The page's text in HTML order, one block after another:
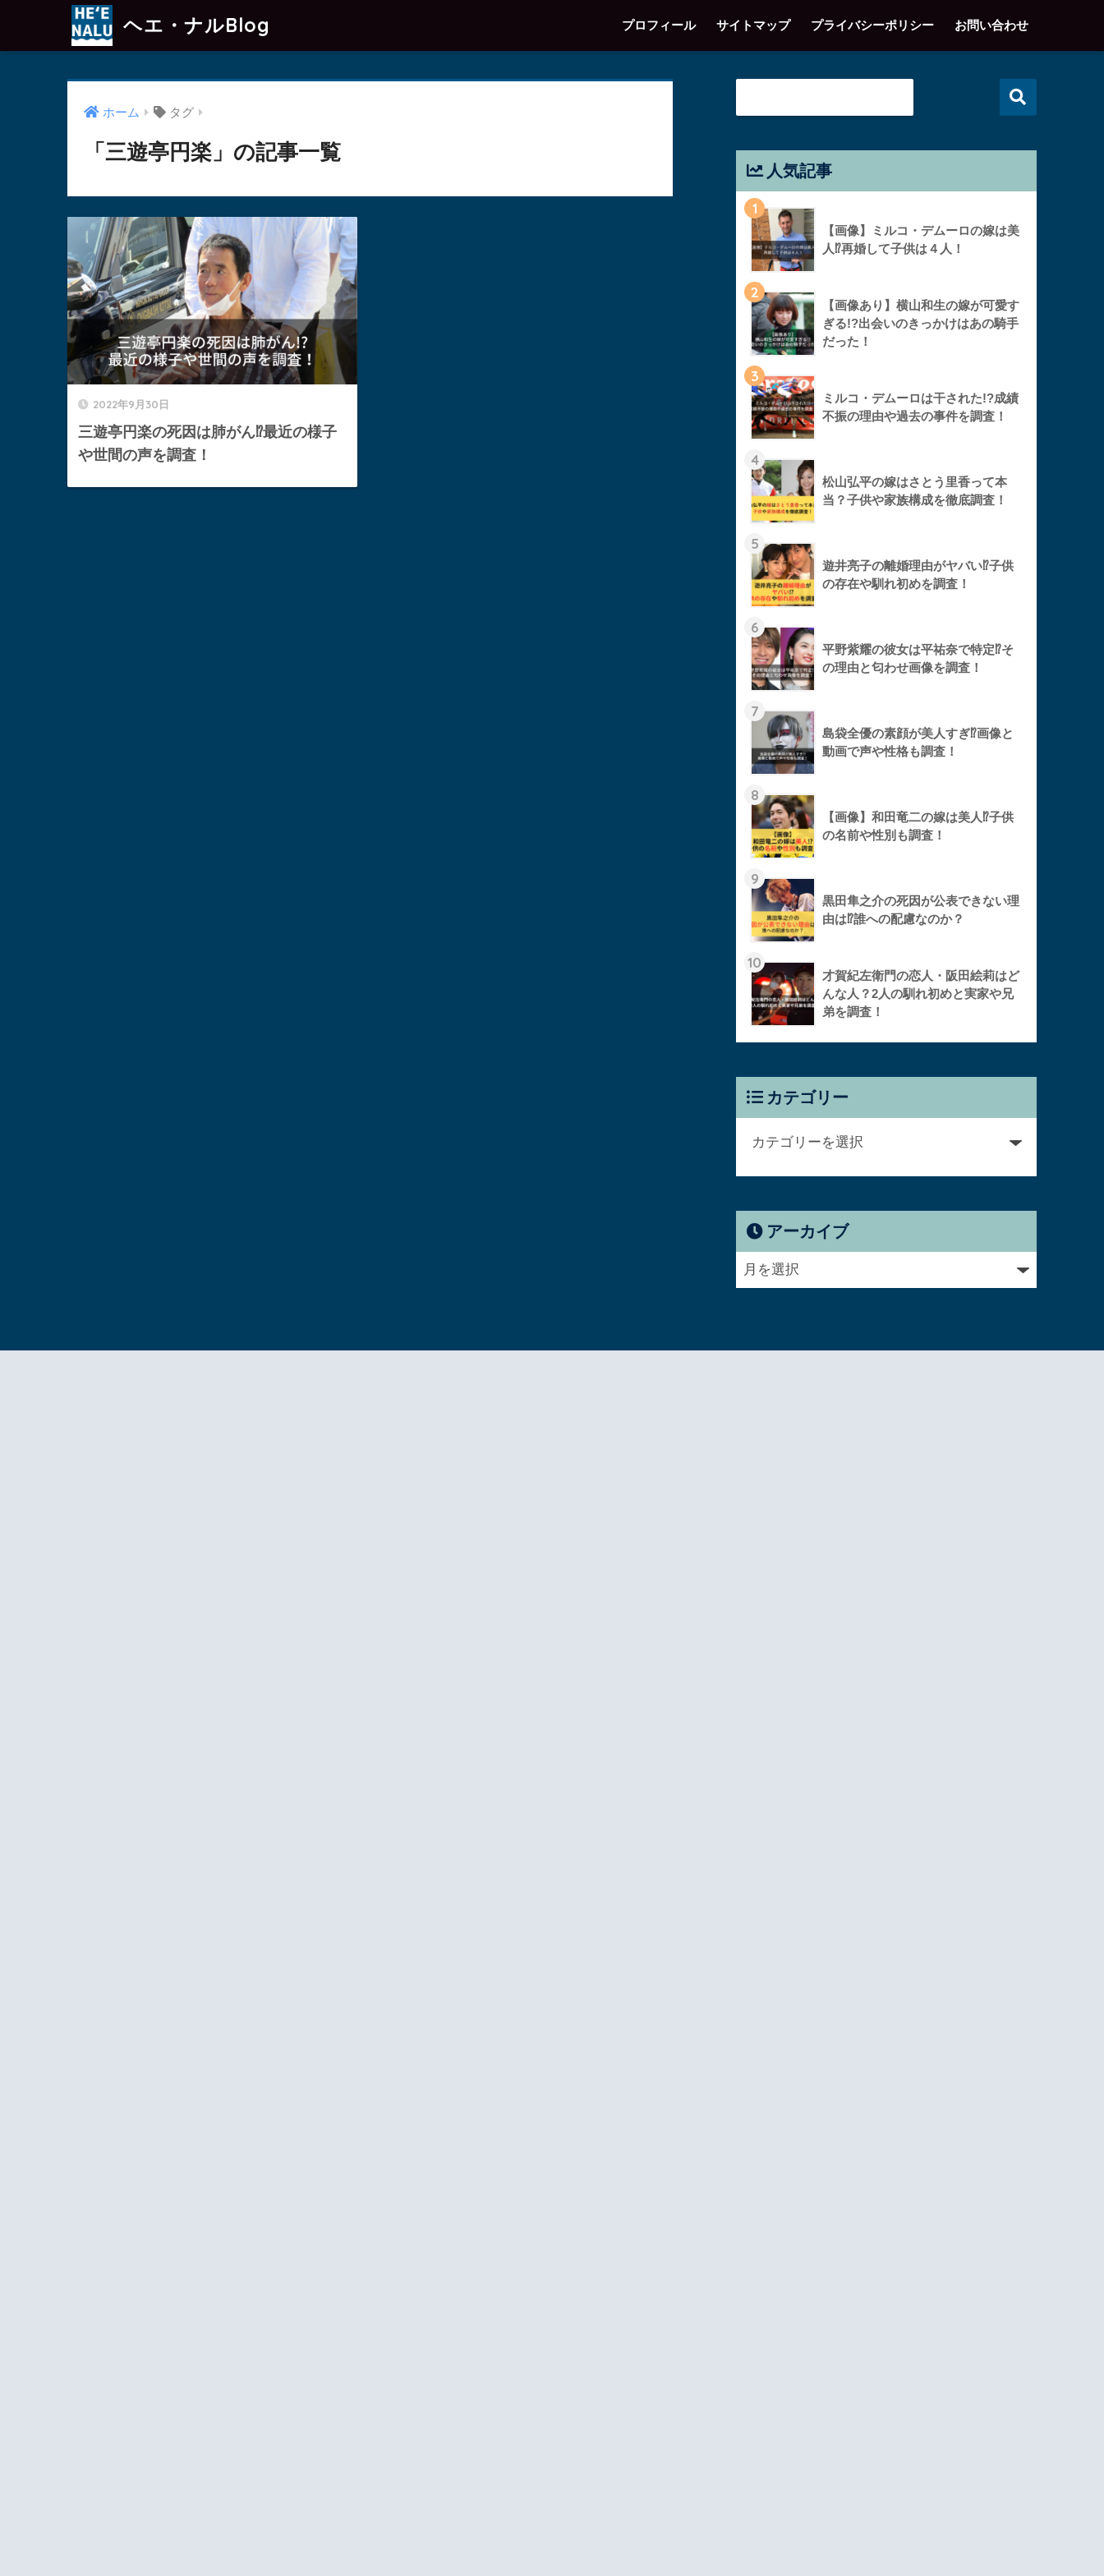
ヘエ・ナルBlog プロフィール サイトマップ プライバシーポリシー お問い合わせ
ホーム タグ
「三遊亭円楽」の記事一覧
2022年9月30日
三遊亭円楽の死因は肺がん⁉︎最近の様子
や世間の声を調査！
人気記事
1
【画像】ミルコ・デムーロの嫁は美
人⁉︎再婚して子供は４人！
2
【画像あり】横山和生の嫁が可愛す
ぎる!?出会いのきっかけはあの騎手
だった！
3
ミルコ・デムーロは干された!?成績
不振の理由や過去の事件を調査！
4
松山弘平の嫁はさとう里香って本
当？子供や家族構成を徹底調査！
5
遊井亮子の離婚理由がヤバい⁉︎子供
の存在や馴れ初めを調査！
6
平野紫耀の彼女は平祐奈で特定⁉︎そ
の理由と匂わせ画像を調査！
7
島袋全優の素顔が美人すぎ⁉︎画像と
動画で声や性格も調査！
8
【画像】和田竜二の嫁は美人⁉︎子供
の名前や性別も調査！
9
黒田隼之介の死因が公表できない理
由は⁉︎誰への配慮なのか？
10
才賀紀左衛門の恋人・阪田絵莉はど
んな人？2人の馴れ初めと実家や兄
弟を調査！
カテゴリー
アーカイブ